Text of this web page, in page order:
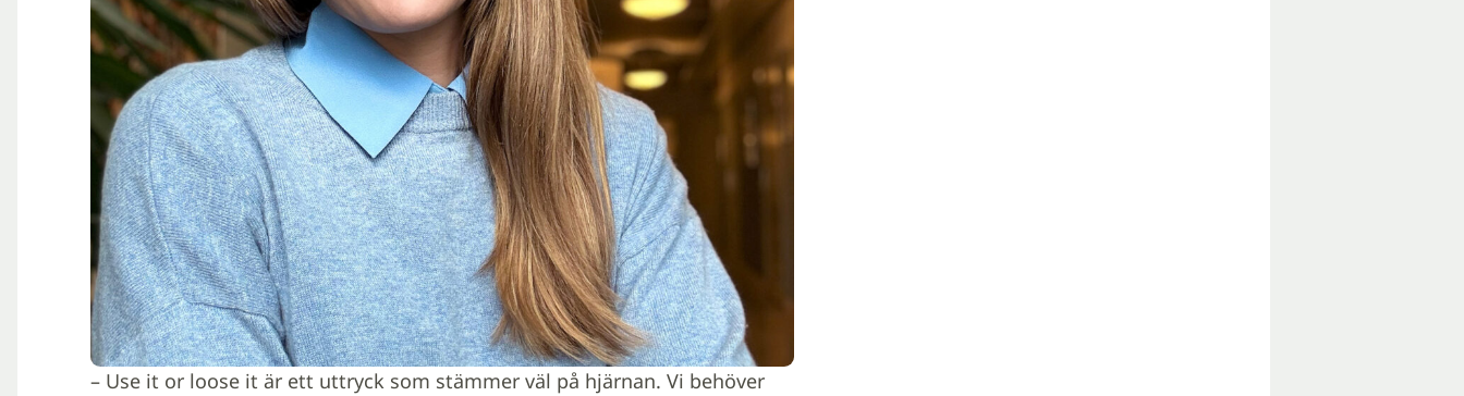
– Use it or loose it är ett uttryck som stämmer väl på hjärnan. Vi behöver